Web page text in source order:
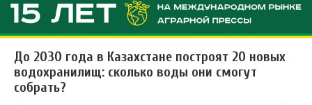
До 2030 года в Казахстане построят 20 новых
водохранилищ: сколько воды они смогут
собрать?